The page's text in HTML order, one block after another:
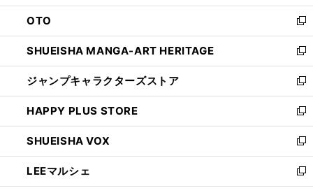
ウ
で
開
く
ン
ド
ウ
で
開
く
OTO
新
し
い
ウ
ィ
ン
ド
ウ
で
開
く
SHUEISHA MANGA-ART HERITAGE
新
し
い
ウ
ィ
ン
ド
ウ
で
開
ジャンプキャラクターズストア
新
し
い
ウ
ィ
ン
ド
ウ
HAPPY PLUS STORE
新
し
い
ウ
ィ
ン
SHUEISHA VOX
新
し
い
ウ
LEEマルシェ
新
し